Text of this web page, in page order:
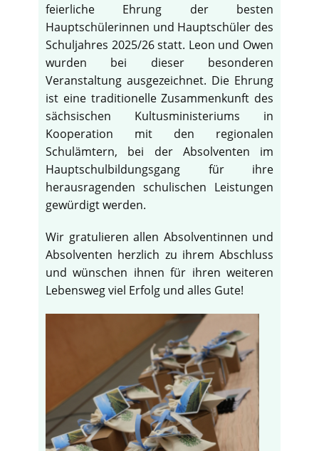
feierliche Ehrung der besten
Hauptschülerinnen und Hauptschüler des
Schuljahres 2025/26 statt. Leon und Owen
wurden bei dieser besonderen
Veranstaltung ausgezeichnet. Die Ehrung
ist eine traditionelle Zusammenkunft des
sächsischen Kultusministeriums in
Kooperation mit den regionalen
Schulämtern, bei der Absolventen im
Hauptschulbildungsgang für ihre
herausragenden schulischen Leistungen
gewürdigt werden.
Wir gratulieren allen Absolventinnen und
Absolventen herzlich zu ihrem Abschluss
und wünschen ihnen für ihren weiteren
Lebensweg viel Erfolg und alles Gute!